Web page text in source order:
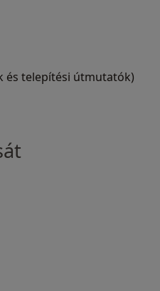
és telepítési útmutatók)